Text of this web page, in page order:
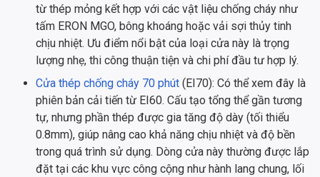
từ thép mỏng kết hợp với các vật liệu chống cháy như
tấm ERON MGO, bông khoáng hoặc vải sợi thủy tinh
chịu nhiệt. Ưu điểm nổi bật của loại cửa này là trọng
lượng nhẹ, thi công thuận tiện và chi phí đầu tư hợp lý.
Cửa thép chống cháy 70 phút (EI70): Có thể xem đây là
phiên bản cải tiến từ EI60. Cấu tạo tổng thể gần tương
tự, nhưng phần thép được gia tăng độ dày (tối thiểu
0.8mm), giúp nâng cao khả năng chịu nhiệt và độ bền
trong quá trình sử dụng. Dòng cửa này thường được lắp
đặt tại các khu vực công cộng như hành lang chung, lối